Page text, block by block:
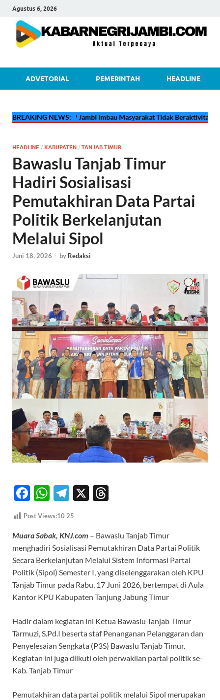
Agustus 6, 2026
ADVETORIAL PEMERINTAH HEADLINE
BREAKING NEWS:
🔴Pertamina EP Jambi Imbau Masyarakat Tidak Beraktivitas di Atas
HEADLINE / KABUPATEN / TANJAB TIMUR
Bawaslu Tanjab Timur
Hadiri Sosialisasi
Pemutakhiran Data Partai
Politik Berkelanjutan
Melalui Sipol
Juni 18, 2026 - by Redaksi
F
ac
e
b
o
o
k
W
h
at
s
A
p
p
T
el
e
gr
a
m
X
a
ds
Post Views:10 25
Muara Sabak, KNJ.com – Bawaslu Tanjab Timur
menghadiri Sosialisasi Pemutakhiran Data Partai Politik
Secara Berkelanjutan Melalui Sistem Informasi Partai
Politik (Sipol) Semester I, yang diselenggarakan oleh KPU
Tanjab Timur pada Rabu, 17 Juni 2026, bertempat di Aula
Kantor KPU Kabupaten Tanjung Jabung Timur
Hadir dalam kegiatan ini Ketua Bawaslu Tanjab Timur
Tarmuzi, S.Pd.I beserta staf Penanganan Pelanggaran dan
Penyelesaian Sengkata (P3S) Bawaslu Tanjab Timur.
Kegiatan ini juga diikuti oleh perwakilan partai politik se-
Kab. Tanjab Timur
Pemutakhiran data partai politik melalui Sipol merupakan